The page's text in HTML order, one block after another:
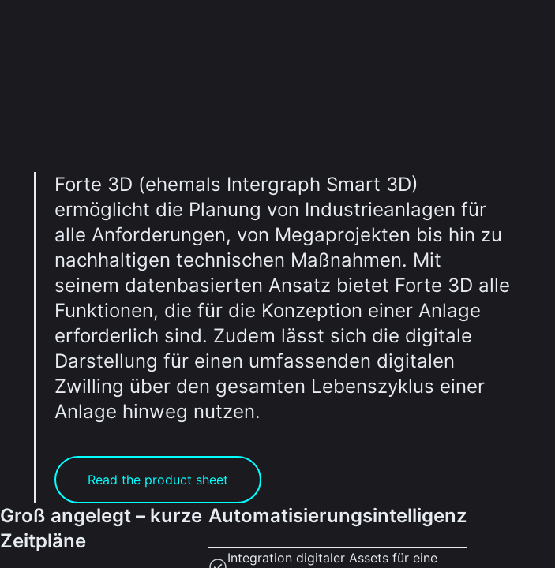
Forte 3D (ehemals Intergraph Smart 3D)
ermöglicht die Planung von Industrieanlagen für
alle Anforderungen, von Megaprojekten bis hin zu
nachhaltigen technischen Maßnahmen. Mit
seinem datenbasierten Ansatz bietet Forte 3D alle
Funktionen, die für die Konzeption einer Anlage
erforderlich sind. Zudem lässt sich die digitale
Darstellung für einen umfassenden digitalen
Zwilling über den gesamten Lebenszyklus einer
Anlage hinweg nutzen.
Read the product sheet
Groß angelegt – kurze
Zeitpläne
Automatisierungsintelligenz
Integration digitaler Assets für eine